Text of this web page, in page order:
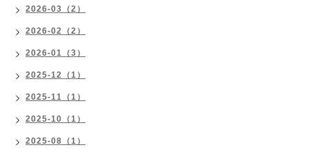
2026-03（2）
2026-02（2）
2026-01（3）
2025-12（1）
2025-11（1）
2025-10（1）
2025-08（1）